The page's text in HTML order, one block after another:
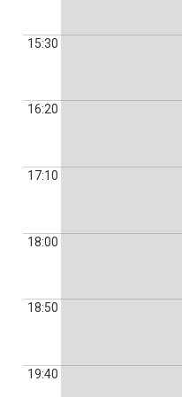
15:30
16:20
17:10
18:00
18:50
19:40